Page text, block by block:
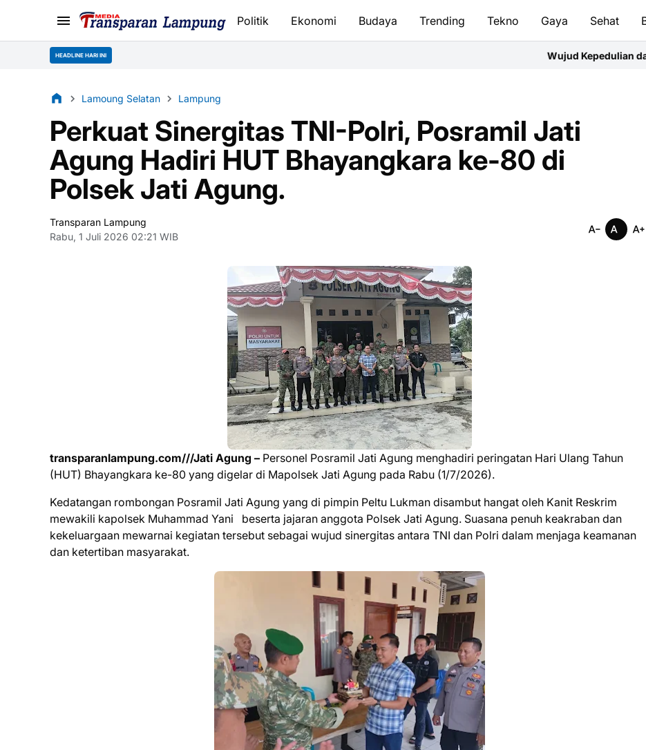
Politik Ekonomi Budaya Trending Tekno Gaya Sehat
HEADLINE HARI INI Wujud Kepedulian dan Kasih Sayang
Lamoung Selatan Lampung
Perkuat Sinergitas TNI-Polri, Posramil Jati
Agung Hadiri HUT Bhayangkara ke-80 di
Polsek Jati Agung.
Transparan Lampung
Rabu, 1 Juli 2026 02:21 WIB
transparanlampung.com///Jati Agung – Personel Posramil Jati Agung menghadiri peringatan Hari Ulang Tahun
(HUT) Bhayangkara ke-80 yang digelar di Mapolsek Jati Agung pada Rabu (1/7/2026).
Kedatangan rombongan Posramil Jati Agung yang di pimpin Peltu Lukman disambut hangat oleh Kanit Reskrim
mewakili kapolsek Muhammad Yani beserta jajaran anggota Polsek Jati Agung. Suasana penuh keakraban dan
kekeluargaan mewarnai kegiatan tersebut sebagai wujud sinergitas antara TNI dan Polri dalam menjaga keamanan
dan ketertiban masyarakat.